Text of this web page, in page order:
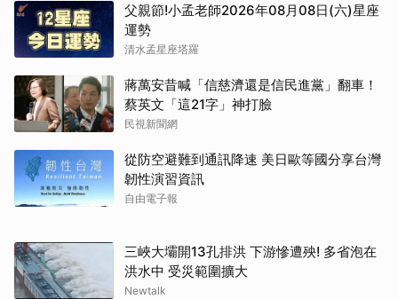
父親節!小孟老師2026年08月08日(六)星座
運勢
清水孟星座塔羅
蔣萬安昔喊「信慈濟還是信民進黨」翻車！
蔡英文「這21字」神打臉
民視新聞網
從防空避難到通訊降速 美日歐等國分享台灣
韌性演習資訊
自由電子報
三峽大壩開13孔排洪 下游慘遭殃! 多省泡在
洪水中 受災範圍擴大
Newtalk